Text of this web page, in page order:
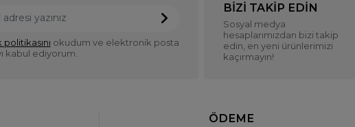
politikasını okudum ve elektronik posta
kabul ediyorum.
BIZI TAKIP EDIN
Sosyal medya
hesaplarımızdan bizi takip
edin, en yeni ürünlerimizi
kaçırmayın!
ÖDEME